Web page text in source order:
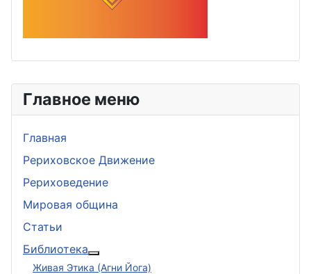
Главное меню
Главная
Рериховское Движение
Рериховедение
Мировая община
Статьи
Библиотека
Подробнее: Библиотека
Живая Этика (Агни Йога)